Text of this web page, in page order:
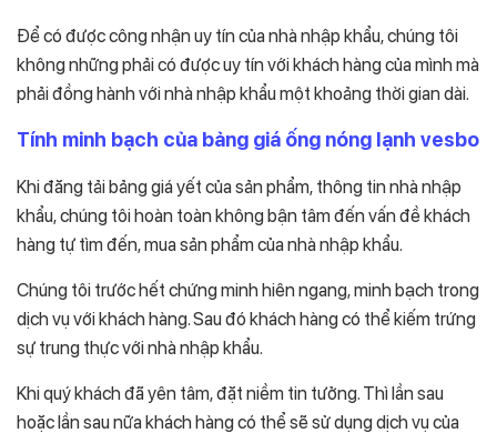
Để có được công nhận uy tín của nhà nhập khẩu, chúng tôi
không những phải có được uy tín với khách hàng của mình mà
phải đồng hành với nhà nhập khẩu một khoảng thời gian dài.
Tính minh bạch của bảng giá ống nóng lạnh vesbo
Khi đăng tải bảng giá yết của sản phẩm, thông tin nhà nhập
khẩu, chúng tôi hoàn toàn không bận tâm đến vấn đề khách
hàng tự tìm đến, mua sản phẩm của nhà nhập khẩu.
Chúng tôi trước hết chứng minh hiên ngang, minh bạch trong
dịch vụ với khách hàng. Sau đó khách hàng có thể kiếm trứng
sự trung thực với nhà nhập khẩu.
Khi quý khách đã yên tâm, đặt niềm tin tưởng. Thì lần sau
hoặc lần sau nữa khách hàng có thể sẽ sử dụng dịch vụ của